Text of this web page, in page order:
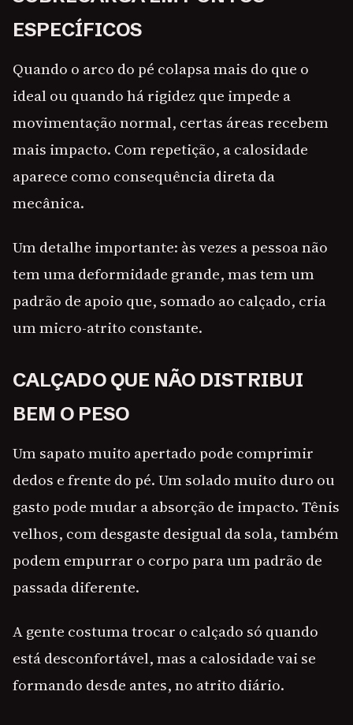
ESPECÍFICOS
Quando o arco do pé colapsa mais do que o
ideal ou quando há rigidez que impede a
movimentação normal, certas áreas recebem
mais impacto. Com repetição, a calosidade
aparece como consequência direta da
mecânica.
Um detalhe importante: às vezes a pessoa não
tem uma deformidade grande, mas tem um
padrão de apoio que, somado ao calçado, cria
um micro-atrito constante.
CALÇADO QUE NÃO DISTRIBUI
BEM O PESO
Um sapato muito apertado pode comprimir
dedos e frente do pé. Um solado muito duro ou
gasto pode mudar a absorção de impacto. Tênis
velhos, com desgaste desigual da sola, também
podem empurrar o corpo para um padrão de
passada diferente.
A gente costuma trocar o calçado só quando
está desconfortável, mas a calosidade vai se
formando desde antes, no atrito diário.